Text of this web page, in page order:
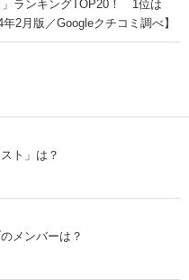
」ランキングTOP20！ 1位は
2月版／Googleクチコミ調べ】
ト」は？
メンバーは？